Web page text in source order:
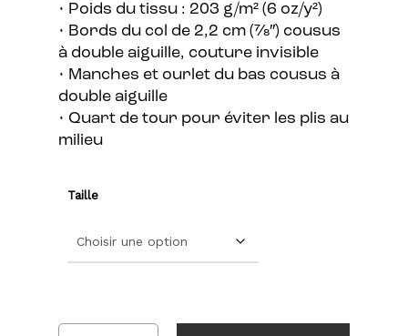
• Poids du tissu : 203 g/m² (6 oz/y²)
• Bords du col de 2,2 cm (7⁄8″) cousus
à double aiguille, couture invisible
• Manches et ourlet du bas cousus à
double aiguille
• Quart de tour pour éviter les plis au
milieu
Taille